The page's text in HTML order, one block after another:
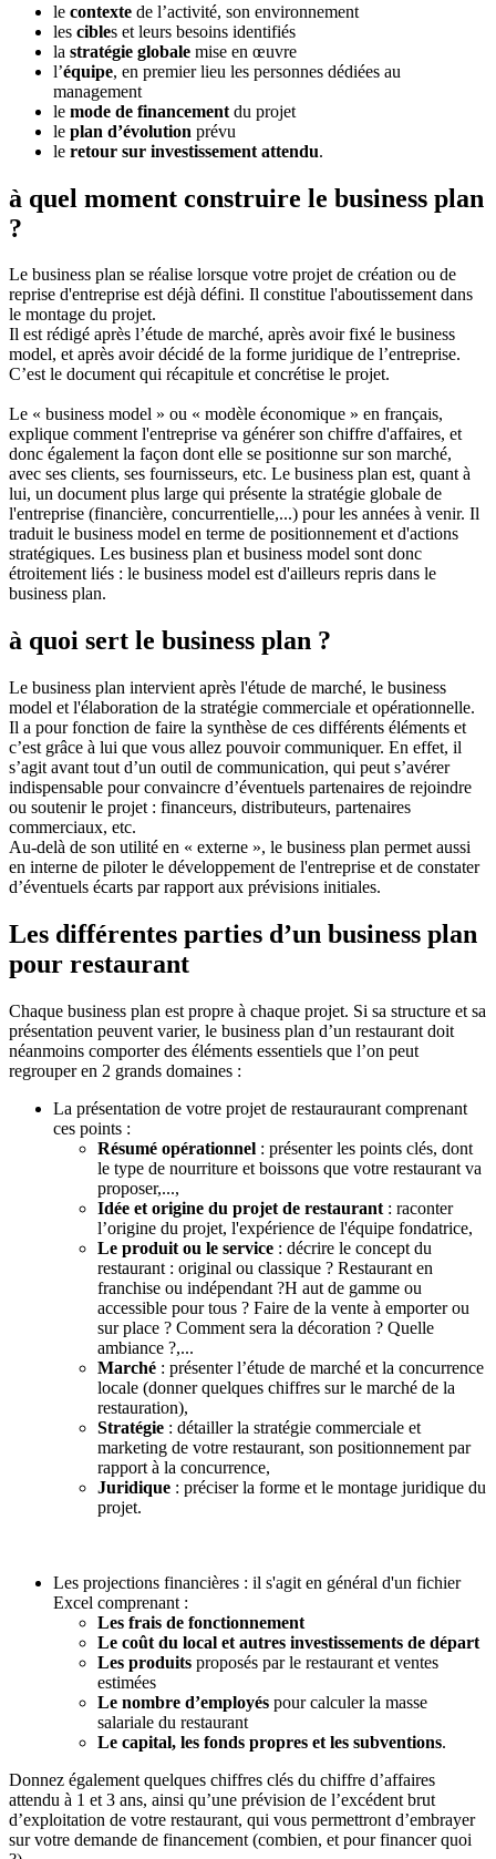
le contexte de l’activité, son environnement
les cibles et leurs besoins identifiés
la stratégie globale mise en œuvre
l’équipe, en premier lieu les personnes dédiées au
management
le mode de financement du projet
le plan d’évolution prévu
le retour sur investissement attendu.
à quel moment construire le business plan
?
Le business plan se réalise lorsque votre projet de création ou de
reprise d'entreprise est déjà défini. Il constitue l'aboutissement dans
le montage du projet.
Il est rédigé après l’étude de marché, après avoir fixé le business
model, et après avoir décidé de la forme juridique de l’entreprise.
C’est le document qui récapitule et concrétise le projet.
Le « business model » ou « modèle économique » en français,
explique comment l'entreprise va générer son chiffre d'affaires, et
donc également la façon dont elle se positionne sur son marché,
avec ses clients, ses fournisseurs, etc. Le business plan est, quant à
lui, un document plus large qui présente la stratégie globale de
l'entreprise (financière, concurrentielle,...) pour les années à venir. Il
traduit le business model en terme de positionnement et d'actions
stratégiques. Les business plan et business model sont donc
étroitement liés : le business model est d'ailleurs repris dans le
business plan.
à quoi sert le business plan ?
Le business plan intervient après l'étude de marché, le business
model et l'élaboration de la stratégie commerciale et opérationnelle.
Il a pour fonction de faire la synthèse de ces différents éléments et
c’est grâce à lui que vous allez pouvoir communiquer. En effet, il
s’agit avant tout d’un outil de communication, qui peut s’avérer
indispensable pour convaincre d’éventuels partenaires de rejoindre
ou soutenir le projet : financeurs, distributeurs, partenaires
commerciaux, etc.
Au-delà de son utilité en « externe », le business plan permet aussi
en interne de piloter le développement de l'entreprise et de constater
d’éventuels écarts par rapport aux prévisions initiales.
Les différentes parties d’un business plan
pour restaurant
Chaque business plan est propre à chaque projet. Si sa structure et sa
présentation peuvent varier, le business plan d’un restaurant doit
néanmoins comporter des éléments essentiels que l’on peut
regrouper en 2 grands domaines :
La présentation de votre projet de restauraurant comprenant
ces points :
Résumé opérationnel : présenter les points clés, dont
le type de nourriture et boissons que votre restaurant va
proposer,...,
Idée et origine du projet de restaurant : raconter
l’origine du projet, l'expérience de l'équipe fondatrice,
Le produit ou le service : décrire le concept du
restaurant : original ou classique ? Restaurant en
franchise ou indépendant ?H aut de gamme ou
accessible pour tous ? Faire de la vente à emporter ou
sur place ? Comment sera la décoration ? Quelle
ambiance ?,...
Marché : présenter l’étude de marché et la concurrence
locale (donner quelques chiffres sur le marché de la
restauration),
Stratégie : détailler la stratégie commerciale et
marketing de votre restaurant, son positionnement par
rapport à la concurrence,
Juridique : préciser la forme et le montage juridique du
projet.
Les projections financières : il s'agit en général d'un fichier
Excel comprenant :
Les frais de fonctionnement
Le coût du local et autres investissements de départ
Les produits proposés par le restaurant et ventes
estimées
Le nombre d’employés pour calculer la masse
salariale du restaurant
Le capital, les fonds propres et les subventions.
Donnez également quelques chiffres clés du chiffre d’affaires
attendu à 1 et 3 ans, ainsi qu’une prévision de l’excédent brut
d’exploitation de votre restaurant, qui vous permettront d’embrayer
sur votre demande de financement (combien, et pour financer quoi